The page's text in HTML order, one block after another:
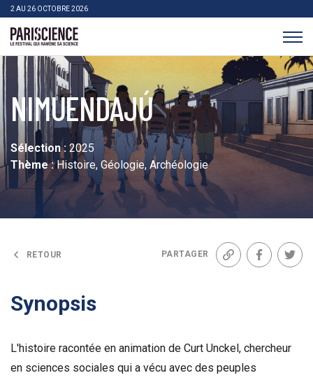
>Aller au contenu
2 AU 26 OCTOBRE 2026
NIMUENDAJÚ
Sélection : 2025
Thème :Histoire, Géologie, Archéologie
RETOUR PARTAGER
Lien Facebook
Synopsis
L'histoire racontée en animation de Curt Unckel, chercheur
en sciences sociales qui a vécu avec des peuples
Panneau de gestion des cookies